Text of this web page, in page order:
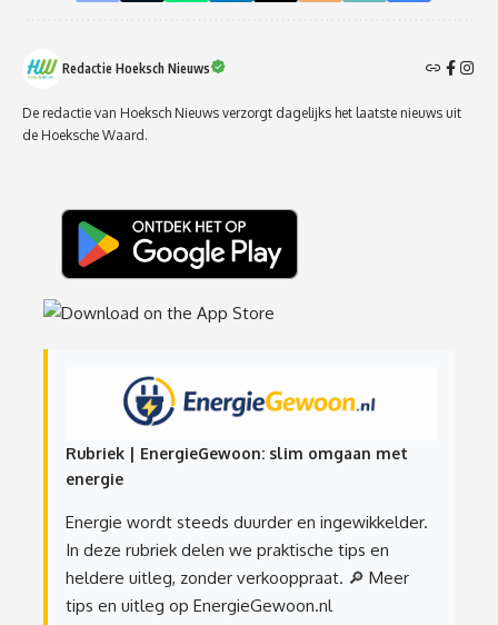
Redactie Hoeksch Nieuws
De redactie van Hoeksch Nieuws verzorgt dagelijks het laatste nieuws uit
de Hoeksche Waard.
Rubriek | EnergieGewoon: slim omgaan met
energie
Energie wordt steeds duurder en ingewikkelder.
In deze rubriek delen we praktische tips en
heldere uitleg, zonder verkooppraat. 🔎 Meer
tips en uitleg op EnergieGewoon.nl